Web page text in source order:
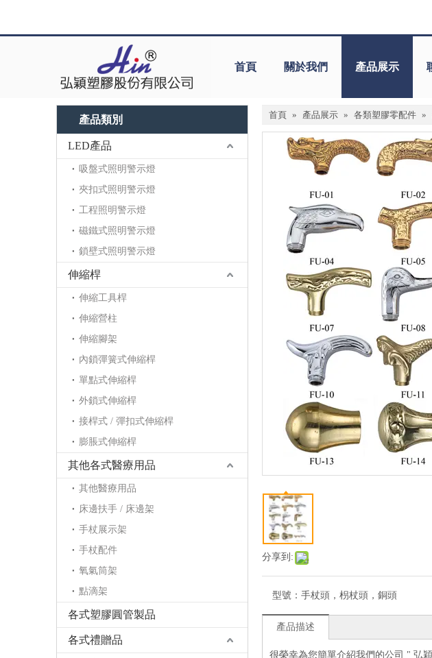
首頁 關於我們 產品展示
產品類別
LED產品
吸盤式照明警示燈
夾扣式照明警示燈
工程照明警示燈
磁鐵式照明警示燈
鎖壁式照明警示燈
伸縮桿
伸縮工具桿
伸縮營柱
伸縮腳架
內鎖彈簧式伸縮桿
單點式伸縮桿
外鎖式伸縮桿
接桿式 / 彈扣式伸縮桿
膨脹式伸縮桿
其他各式醫療用品
其他醫療用品
床邊扶手 / 床邊架
手杖展示架
手杖配件
氧氣筒架
點滴架
各式塑膠圓管製品
各式禮贈品
首頁 » 產品展示 » 各類塑膠零配件 »
分享到:
型號： 手杖頭，枴杖頭，銅頭
產品描述
很榮幸為您簡單介紹我們的公司 " 弘